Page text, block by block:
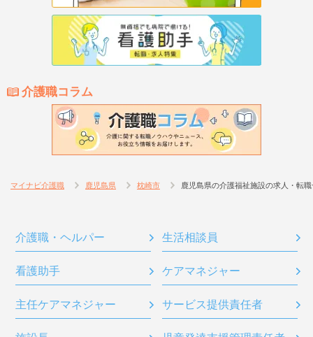
介護職コラム
マイナビ介護職 鹿児島県 枕崎市 鹿児島県の介護福祉施設の求人・転
介護職・ヘルパー 生活相談員
看護助手 ケアマネジャー
主任ケアマネジャー サービス提供責任者